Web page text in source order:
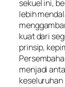
sekuel ini,
lebih
kuat dari
prinsip,
menjadi